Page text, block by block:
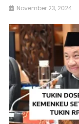
November 23, 2024